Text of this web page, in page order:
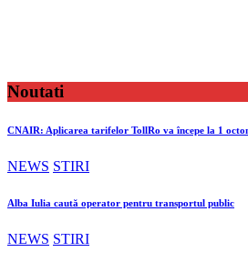
Noutati
CNAIR: Aplicarea tarifelor TollRo va începe la 1
NEWS STIRI
Alba Iulia caută operator pentru transportul public
NEWS STIRI